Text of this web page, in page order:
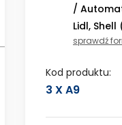
/
Lidl, Shell
kosztów płatności
sprawdź
Kod produktu:
3 X A9